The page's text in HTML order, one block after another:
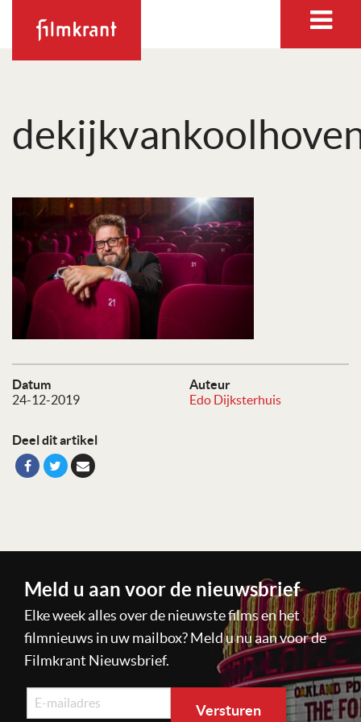
Datum
24-12-2019
Auteur
Edo Dijksterhuis
Deel dit artikel
Meld u aan voor de nieuwsbrief
Elke week alles over de nieuwste films en het
filmnieuws in uw mailbox? Meld u nu aan voor de
Filmkrant Nieuwsbrief.